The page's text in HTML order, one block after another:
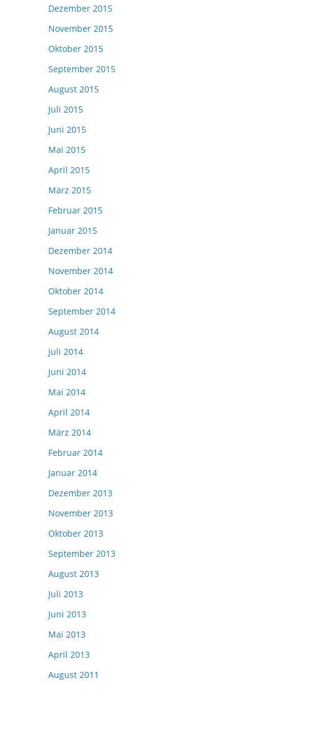
Dezember 2015
November 2015
Oktober 2015
September 2015
August 2015
Juli 2015
Juni 2015
Mai 2015
April 2015
März 2015
Februar 2015
Januar 2015
Dezember 2014
November 2014
Oktober 2014
September 2014
August 2014
Juli 2014
Juni 2014
Mai 2014
April 2014
März 2014
Februar 2014
Januar 2014
Dezember 2013
November 2013
Oktober 2013
September 2013
August 2013
Juli 2013
Juni 2013
Mai 2013
April 2013
August 2011